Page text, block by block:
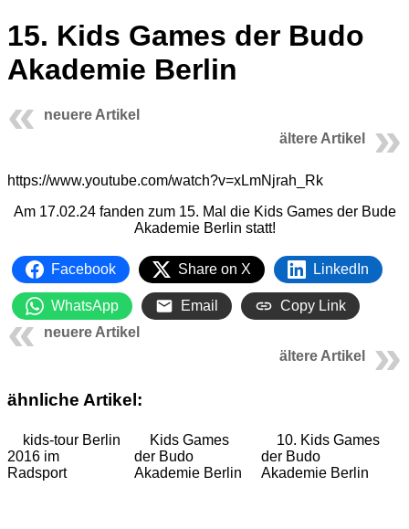
15. Kids Games der Budo
Akademie Berlin
neuere Artikel
ältere Artikel
https://www.youtube.com/watch?v=xLmNjrah_Rk
Am 17.02.24 fanden zum 15. Mal die Kids Games der Bude
Akademie Berlin statt!
Facebook Share on X LinkedIn
WhatsApp Email
Copy Link
neuere Artikel
ältere Artikel
ähnliche Artikel:
kids-tour Berlin
2016 im
Radsport
Kids Games
der Budo
Akademie Berlin
10. Kids Games
der Budo
Akademie Berlin